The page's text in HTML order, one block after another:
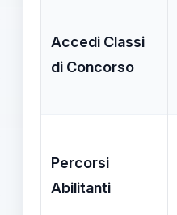
Accedi Classi
di Concorso
Percorsi
Abilitanti